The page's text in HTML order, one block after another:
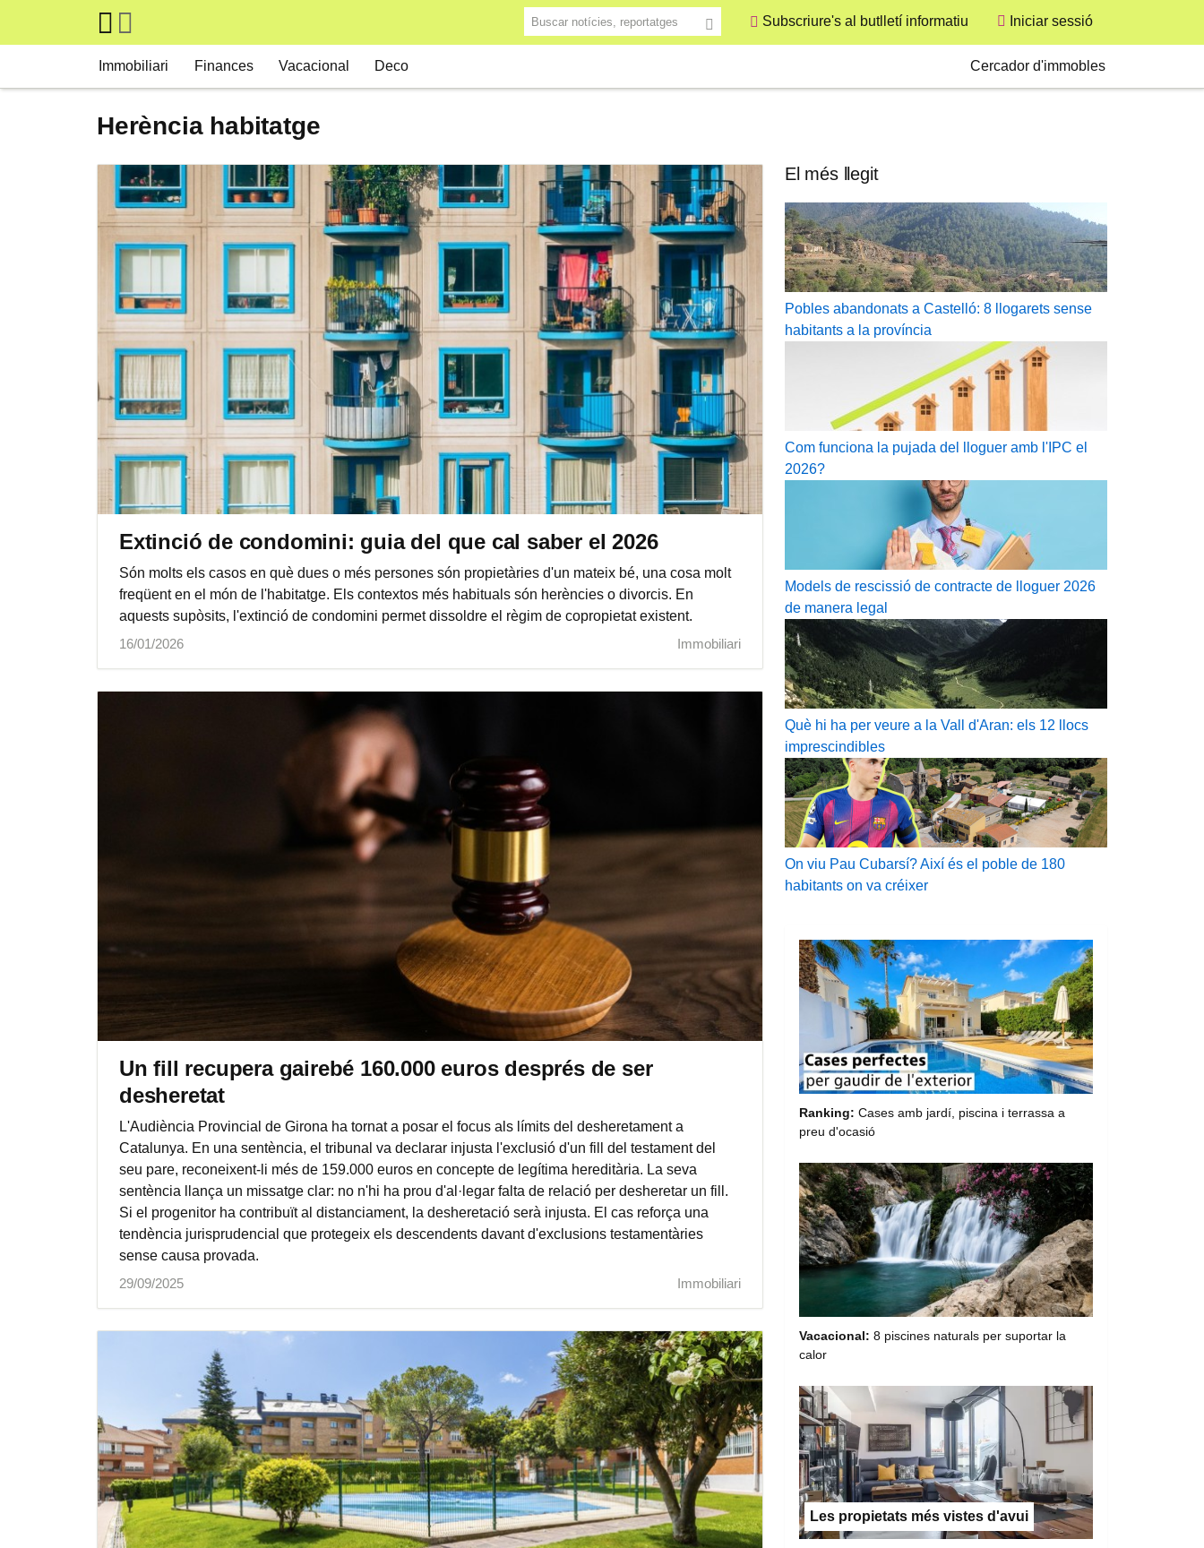
Skip to main content Buscar notícies, reportatges Subscriure's al butlletí informatiu Iniciar sessió
Immobiliari Finances Vacacional Deco Cercador d'immobles
Herència habitatge
Extinció de condomini: guia del que cal saber el 2026
Són molts els casos en què dues o més persones són propietàries d'un mateix bé, una cosa molt
freqüent en el món de l'habitatge. Els contextos més habituals són herències o divorcis. En
aquests supòsits, l'extinció de condomini permet dissoldre el règim de copropietat existent.
16/01/2026
Immobiliari
Un fill recupera gairebé 160.000 euros després de ser
desheretat
L'Audiència Provincial de Girona ha tornat a posar el focus als límits del desheretament a
Catalunya. En una sentència, el tribunal va declarar injusta l'exclusió d'un fill del testament del
seu pare, reconeixent-li més de 159.000 euros en concepte de legítima hereditària. La seva
sentència llança un missatge clar: no n'hi ha prou d'al·legar falta de relació per desheretar un fill.
Si el progenitor ha contribuït al distanciament, la desheretació serà injusta. El cas reforça una
tendència jurisprudencial que protegeix els descendents davant d'exclusions testamentàries
sense causa provada.
29/09/2025
Immobiliari
El més llegit
Pobles abandonats a Castelló: 8 llogarets sense
habitants a la província
Com funciona la pujada del lloguer amb l'IPC el
2026?
Models de rescissió de contracte de lloguer 2026
de manera legal
Què hi ha per veure a la Vall d'Aran: els 12 llocs
imprescindibles
On viu Pau Cubarsí? Així és el poble de 180
habitants on va créixer
Ranking: Cases amb jardí, piscina i terrassa a
preu d'ocasió
Vacacional: 8 piscines naturals per suportar la
calor
Les propietats més vistes d'avui